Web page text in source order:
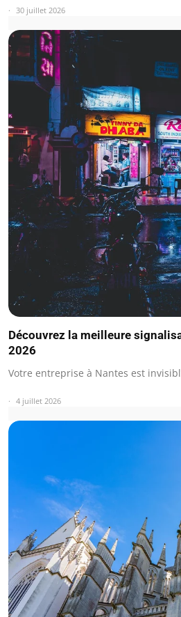
30 juillet 2026
Découvrez la meilleure
2026
Votre entreprise à Nantes est
4 juillet 2026